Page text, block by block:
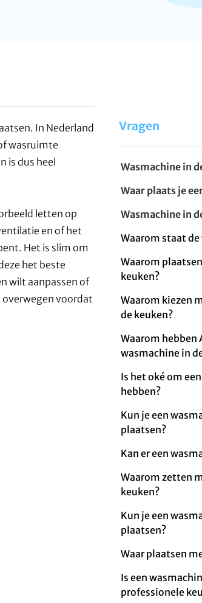
In Nederland
wasruimte
is dus heel
letten op
en of het
Het is slim om
het beste
wilt aanpassen of
overwegen voordat
Vragen
Wasmachine in
Waar plaats je
Wasmachine in
Waarom staat
Waarom
keuken?
Waarom kiezen
de keuken?
Waarom hebben
wasmachine in
Is het oké om
hebben?
Kun je een
plaatsen?
Kan er een
Waarom zetten
keuken?
Kun je een
plaatsen?
Waar plaatsen
Is een
professionele